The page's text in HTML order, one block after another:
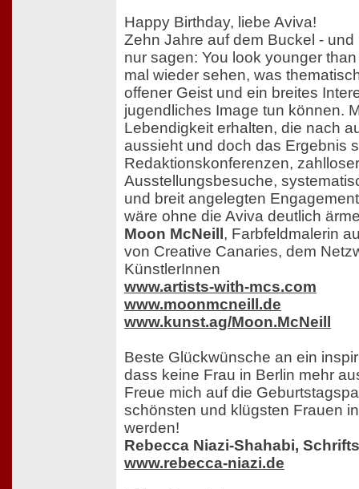
Happy Birthday, liebe Aviva!
Zehn Jahre auf dem Buckel -
nur sagen: You look younger
mal wieder sehen, was
offener Geist und ein breites
jugendliches Image tun können.
Lebendigkeit erhalten, die nach
aussieht und doch das Ergebnis
Redaktionskonferenzen, zahlloser
Ausstellungsbesuche,
und breit angelegten
wäre ohne die Aviva deutlich
Moon McNeill , Farbfeldmalerin
von Creative Canaries, dem
KünstlerInnen
www.artists-with-mcs.com
www.moonmcneill.de
www.kunst.ag/Moon.McNeill
Beste Glückwünsche an ein
dass keine Frau in Berlin mehr
Freue mich auf die
schönsten und klügsten Frauen
werden!
Rebecca Niazi-Shahabi,
www.rebecca-niazi.de